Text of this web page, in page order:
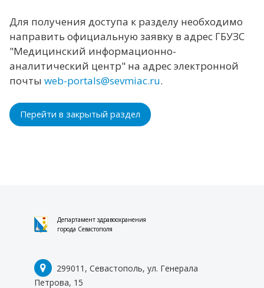
Для получения доступа к разделу необходимо
направить официальную заявку в адрес ГБУЗС
"Медицинский информационно-
аналитический центр" на адрес электронной
почты web-portals@sevmiac.ru.
Перейти в закрытый раздел
Департамент здравоохранения
города Севастополя
299011, Севастополь, ул. Генерала
Петрова, 15